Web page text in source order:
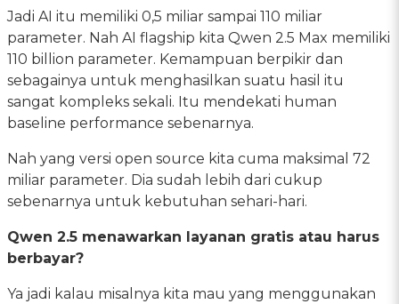
Jadi AI itu memiliki 0,5 miliar sampai 110 miliar
parameter. Nah AI flagship kita Qwen 2.5 Max memiliki
110 billion parameter. Kemampuan berpikir dan
sebagainya untuk menghasilkan suatu hasil itu
sangat kompleks sekali. Itu mendekati human
baseline performance sebenarnya.
Nah yang versi open source kita cuma maksimal 72
miliar parameter. Dia sudah lebih dari cukup
sebenarnya untuk kebutuhan sehari-hari.
Qwen 2.5 menawarkan layanan gratis atau harus
berbayar?
Ya jadi kalau misalnya kita mau yang menggunakan